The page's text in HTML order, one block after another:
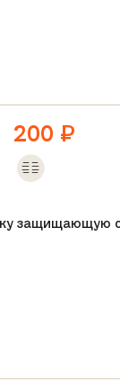
200 ₽
защищающую